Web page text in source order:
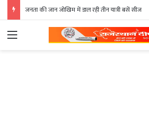
जनता की जान जोखिम में डाल रही तीन यात्री बसें सीज
Menu